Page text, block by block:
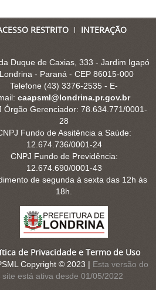
RESTRITO INTERAÇÃO
Duque de Caxias, 333 - Jardim Igapó
- Paraná - CEP 86015-000
Telefone (43) 3376-2535 - E-
caapsml@londrina.pr.gov.br
Órgão Gerenciador: 78.634.771/0001-
28
Fundo de Assitência a Saúde:
12.674.736/0001-24
CNPJ Fundo de Previdência:
12.674.690/0001-43
de segunda à sexta das 12h às
18h.
de Privacidade e Termo de Uso
Copyright © 2023 | Esta versão do
site está ativa desde 01/05/2022